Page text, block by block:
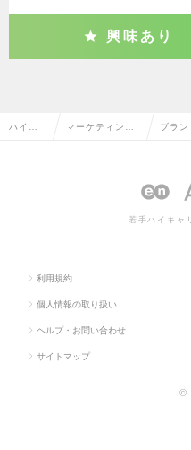
興味あり
ハイク マーケティン ブラン
ージャ
若手ハイキャ
利用規約
個人情報の取り扱い
ヘルプ・お問い合わせ
サイトマップ
©